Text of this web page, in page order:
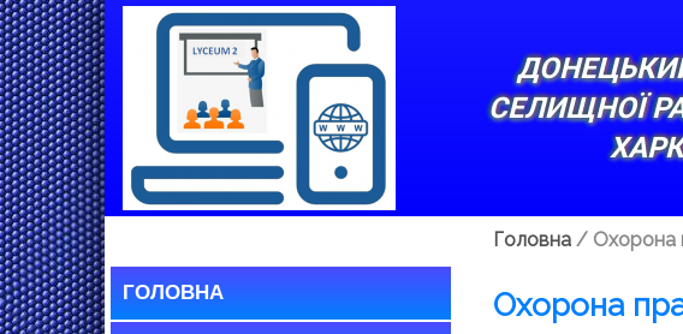
СЕЛИЩНОЇ
Головна / Охорона
ГОЛОВНА Охорона